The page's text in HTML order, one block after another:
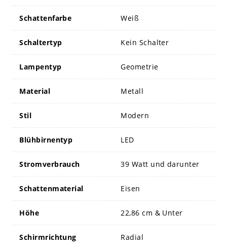
Schattenfarbe Weiß
Schaltertyp Kein Schalter
Lampentyp Geometrie
Material Metall
Stil Modern
Blühbirnentyp LED
Stromverbrauch 39 Watt und darunter
Schattenmaterial Eisen
Höhe 22,86 cm & Unter
Schirmrichtung Radial